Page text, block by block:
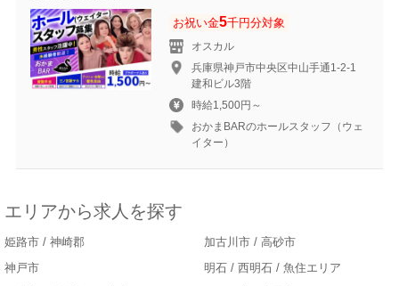
お祝い金5千円分対象
オスカル
兵庫県神戸市中央区中山手通1-2-1
建和ビル3階
時給1,500円～
おかまBARのホールスタッフ（ウェ
イター）
エリアから求人を探す
姫路市 / 神崎郡
加古川市 / 高砂市
神戸市
明石 / 西明石 / 魚住エリア